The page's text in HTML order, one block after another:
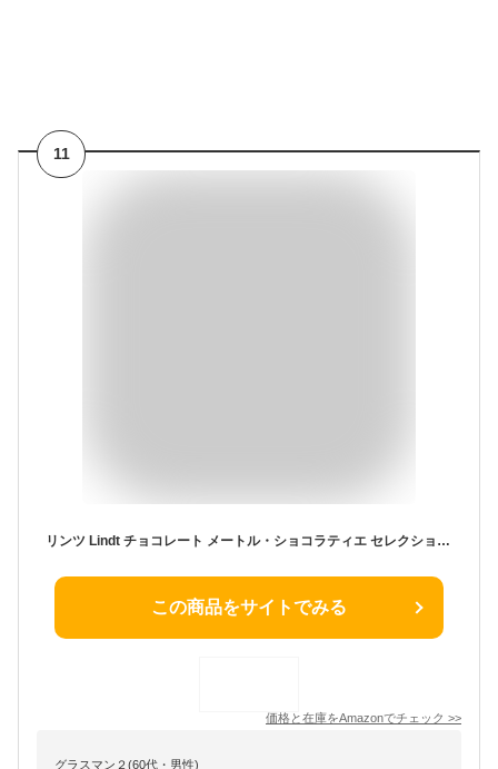
11
リンツ Lindt チョコレート メートル・ショコラティエ セレクション バレンタイン 8個入 個包装 ギフト 手提げ袋付き ショッピングバッグL2付
この商品をサイトでみる
価格と在庫をAmazonでチェック >>
グラスマン２(60代・男性)